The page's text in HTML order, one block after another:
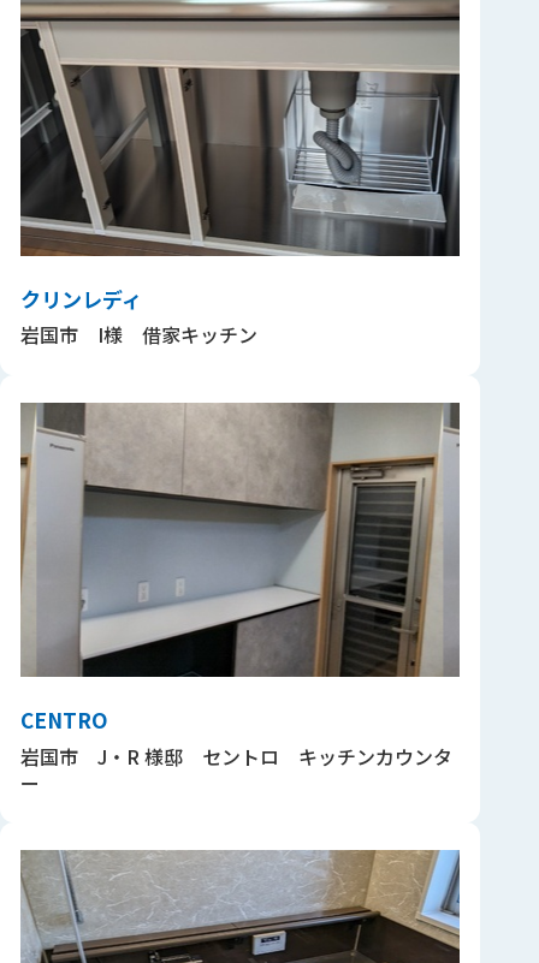
クリンレディ
岩国市 I様 借家キッチン
CENTRO
岩国市 J・R 様邸 セントロ キッチンカウンタ
ー